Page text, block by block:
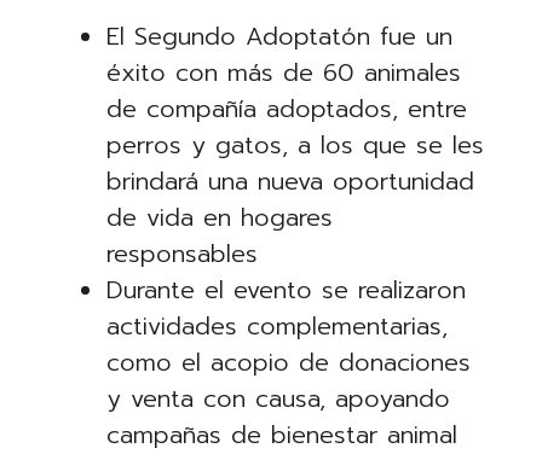
El Segundo Adoptatón fue un
éxito con más de 60 animales
de compañía adoptados, entre
perros y gatos, a los que se les
brindará una nueva oportunidad
de vida en hogares
responsables
Durante el evento se realizaron
actividades complementarias,
como el acopio de donaciones
y venta con causa, apoyando
campañas de bienestar animal